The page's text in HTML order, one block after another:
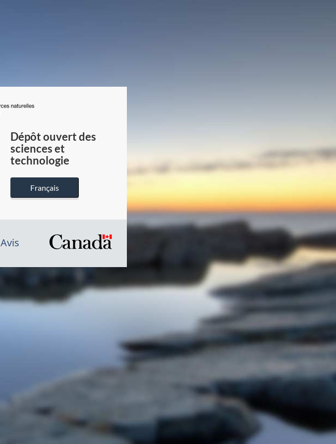
du
Canada
Dépôt ouvert des
sciences et
technologie
Français
Avis
/
Symbole
gouvernement